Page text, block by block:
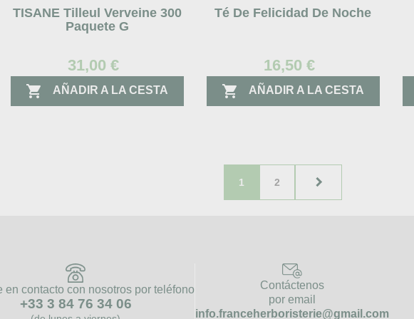
TISANE Tilleul Verveine 300
Paquete G
31,00 €
 AÑADIR A LA CESTA
Té De Felicidad De Noche
16,50 €
 AÑADIR A LA CESTA
1 2 
en contacto con nosotros por teléfono
+33 3 84 76 34 06
Contáctenos
por email
info.franceherboristerie@gmail.com